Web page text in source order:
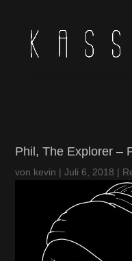
Phil, The Explorer –
von kevin |Juli 6, 2018 |